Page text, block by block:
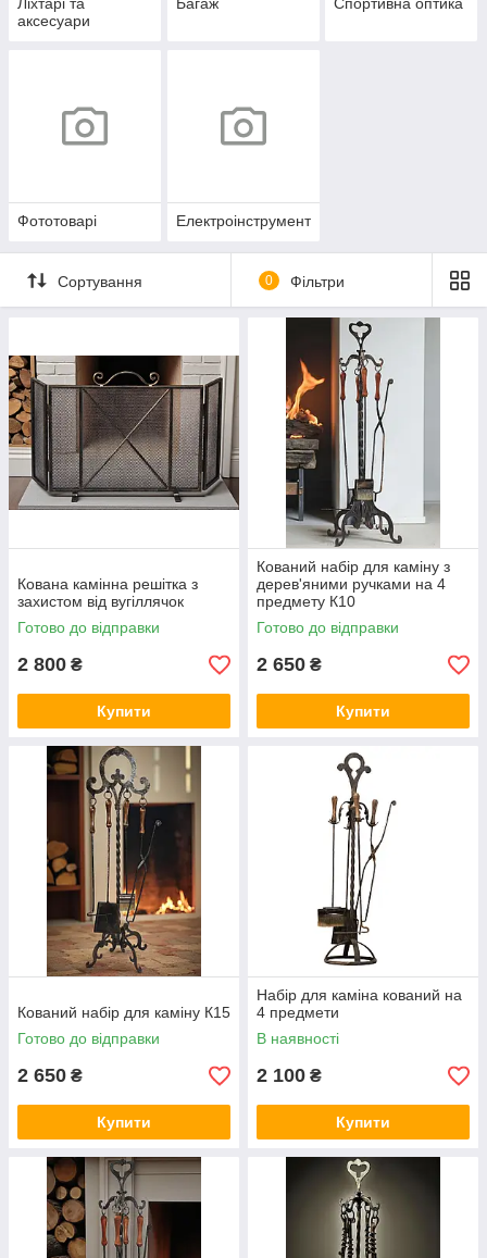
Ліхтарі та
аксесуари
Багаж Спортивна оптика
Фототоварі Електроінструмент
Сортування 0 Фільтри
Кована камінна решітка з
захистом від вугіллячок
Готово до відправки
2 800 ₴
Купити
Кований набір для каміну з
дерев'яними ручками на 4
предмету К10
Готово до відправки
2 650 ₴
Купити
Кований набір для каміну К15
Готово до відправки
2 650 ₴
Купити
Набір для каміна кований на
4 предмети
В наявності
2 100 ₴
Купити